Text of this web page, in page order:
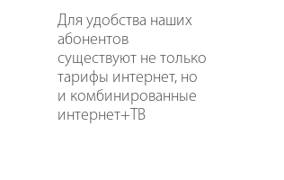
Для удобства наших
абонентов
существуют не только
тарифы интернет, но
и комбинированные
интернет+ТВ